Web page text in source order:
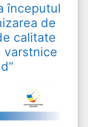
începutul
de
calitate
varstnice